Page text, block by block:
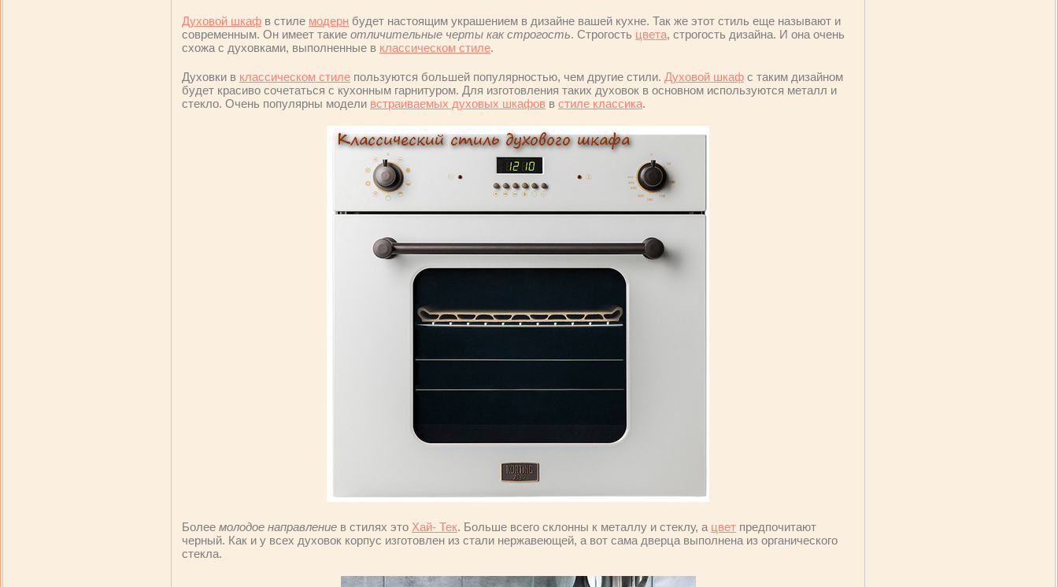
Духовой шкаф в стиле модерн будет настоящим украшением в дизайне вашей кухне. Так же этот стиль еще называют и
современным. Он имеет такие отличительные черты как строгость. Строгость цвета, строгость дизайна. И она очень
схожа с духовками, выполненные в классическом стиле.
Духовки в классическом стиле пользуются большей популярностью, чем другие стили. Духовой шкаф с таким дизайном
будет красиво сочетаться с кухонным гарнитуром. Для изготовления таких духовок в основном используются металл и
стекло. Очень популярны модели встраиваемых духовых шкафов в стиле классика.
Более молодое направление в стилях это Хай- Тек. Больше всего склонны к металлу и стеклу, а цвет предпочитают
черный. Как и у всех духовок корпус изготовлен из стали нержавеющей, а вот сама дверца выполнена из органического
стекла.